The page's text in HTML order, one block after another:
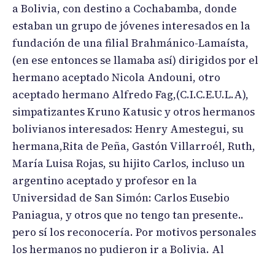
a Bolivia, con destino a Cochabamba, donde
estaban un grupo de jóvenes interesados en la
fundación de una filial Brahmánico-Lamaísta,
(en ese entonces se llamaba así) dirigidos por el
hermano aceptado Nicola Andouni, otro
aceptado hermano Alfredo Fag,(C.I.C.E.U.L.A),
simpatizantes Kruno Katusic y otros hermanos
bolivianos interesados: Henry Amestegui, su
hermana,Rita de Peña, Gastón Villarroél, Ruth,
María Luisa Rojas, su hijito Carlos, incluso un
argentino aceptado y profesor en la
Universidad de San Simón: Carlos Eusebio
Paniagua, y otros que no tengo tan presente..
pero sí los reconocería. Por motivos personales
los hermanos no pudieron ir a Bolivia. Al